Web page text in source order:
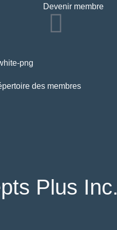
Devenir membre
des membres
Plus Inc.